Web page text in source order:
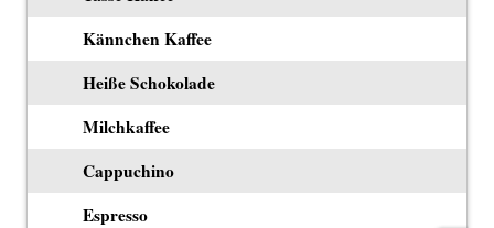
Kännchen Kaffee
Heiße Schokolade
Milchkaffee
Cappuchino
Espresso